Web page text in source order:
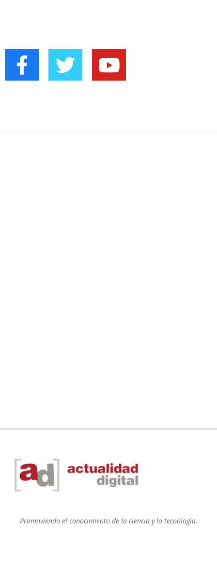
Promoviendo el conocimiento de la ciencia y la tecnología.